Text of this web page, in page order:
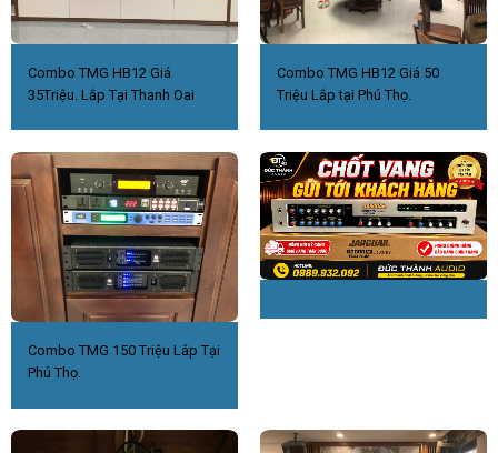
Combo TMG HB12 Giá
35Triệu. Lắp Tại Thanh Oai
Combo TMG HB12 Giá 50
Triệu Lắp tại Phú Thọ.
Combo TMG 150 Triệu Lắp Tại
Phú Thọ.